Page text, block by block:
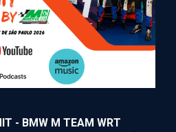
- BMW M TEAM WRT